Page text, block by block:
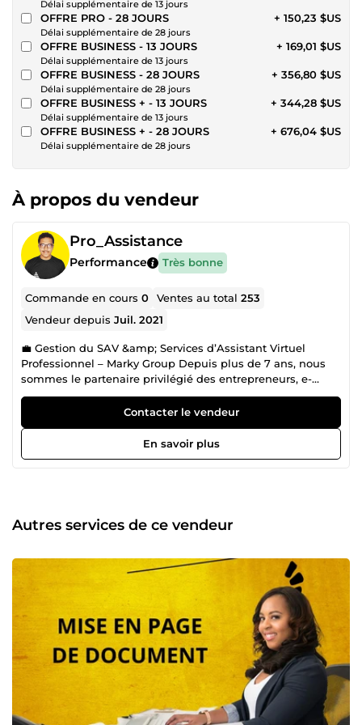
Délai supplémentaire de 13 jours
OFFRE PRO - 28 JOURS
Délai supplémentaire de 28 jours
+ 150,23 $US
OFFRE BUSINESS - 13 JOURS
Délai supplémentaire de 13 jours
+ 169,01 $US
OFFRE BUSINESS - 28 JOURS
Délai supplémentaire de 28 jours
+ 356,80 $US
OFFRE BUSINESS + - 13 JOURS
Délai supplémentaire de 13 jours
+ 344,28 $US
OFFRE BUSINESS + - 28 JOURS
Délai supplémentaire de 28 jours
+ 676,04 $US
À propos du vendeur
Pro_Assistance
Performance Très bonne
Commande en cours0 Ventes au total253
Vendeur depuisJuil. 2021
💼 Gestion du SAV &amp; Services d’Assistant Virtuel
Professionnel – Marky Group Depuis plus de 7 ans, nous
sommes le partenaire privilégié des entrepreneurs, e-
commerçants et professionnels ambitieux qui souhaitent
gagner du temps ⏳, déléguer efficacement 📤 et optimiser
leur organisation 🗂️. Je suis Marky, fondateur de l’agence
Marky Group, une structure composée de talents
spécialisés dans les services d’assistant virtuel 🧠 et la
recentrer sur leur cœur de métier. Nous intervenons en
tant qu'assistant virtuel polyvalent, disponible et
avec précision et discrétion. À un tarif imbattable de 6,99 €
de l’heure 💶, notre offre est à la fois économique, fiable et
professionnelle. Depuis 2017, nous avons eu le privilège de
collaborer avec des centaines de clients, dont plusieurs
figures du e-commerce à succès 🚀. Notre équipe 👥 est
composée d’hommes et de femmes qualifiés, formés aux
meilleures pratiques et disposant d’un haut niveau
d’exigence. Chaque membre de l’agence Marky Group est
sélectionné pour sa rigueur, sa capacité d’adaptation et sa
maîtrise des outils digitaux ⚙️. Cela nous permet de
répondre efficacement à une grande variété de demandes,
Contacter le vendeur
En savoir plus
Autres services de ce vendeur